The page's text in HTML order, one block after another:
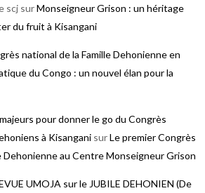
scj surMonseigneur Grison : un héritage
du fruit à Kisangani
national de la Famille Dehonienne en
du Congo : un nouvel élan pour la
pour donner le go du Congrès
à Kisangani surLe premier Congrès
Dehonienne au Centre Monseigneur Grison
UMOJA sur le JUBILE DEHONIEN (De